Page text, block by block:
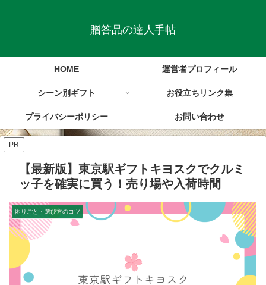
贈答品の達人手帖
HOME 運営者プロフィール
シーン別ギフト お役立ちリンク集
プライバシーポリシー お問い合わせ
PR
【最新版】東京駅ギフトキヨスクでクルミ
ッ子を確実に買う！売り場や入荷時間
困りごと・選び方のコツ